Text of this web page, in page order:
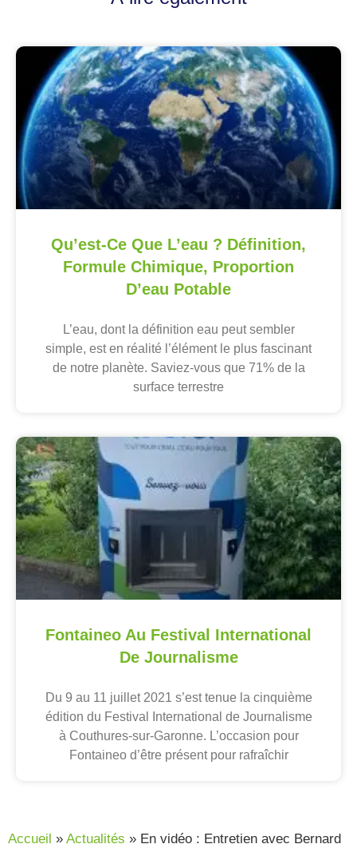
Qu’est-Ce Que L’eau ? Définition,
Formule Chimique, Proportion
D’eau Potable
L’eau, dont la définition eau peut sembler
simple, est en réalité l’élément le plus fascinant
de notre planète. Saviez-vous que 71% de la
surface terrestre
Fontaineo Au Festival International
De Journalisme
Du 9 au 11 juillet 2021 s’est tenue la cinquième
édition du Festival International de Journalisme
à Couthures-sur-Garonne. L’occasion pour
Fontaineo d’être présent pour rafraîchir
Accueil » Actualités » En vidéo : Entretien avec Bernard